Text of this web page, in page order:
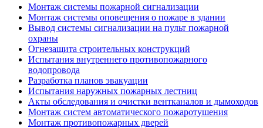
Монтаж системы пожарной сигнализации
Монтаж системы оповещения о пожаре в здании
Вывод системы сигнализации на пульт пожарной
охраны
Огнезащита строительных конструкций
Испытания внутреннего противопожарного
водопровода
Разработка планов эвакуации
Испытания наружных пожарных лестниц
Акты обследования и очистки вентканалов и дымоходов
Монтаж систем автоматического пожаротушения
Монтаж противопожарных дверей